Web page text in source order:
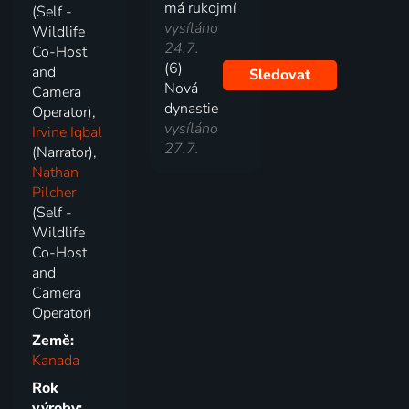
(Self -
Wildlife
Co-Host
and
Camera
Operator),
Irvine Iqbal
(Narrator),
Nathan
Pilcher
(Self -
Wildlife
Co-Host
and
Camera
Operator)
Země:
Kanada
Rok
má rukojmí
vysíláno
24.7.
(6)
Nová
dynastie
vysíláno
27.7.
Sledovat